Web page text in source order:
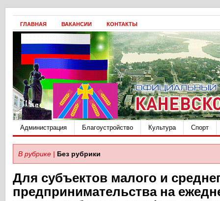
ГЛАВНАЯ ВАКАНСИИ КОНТАКТЫ
Администрация Благоустройство Культура Спорт
В рубрике | Без рубрики
Для субъектов малого и
предпринимательства на